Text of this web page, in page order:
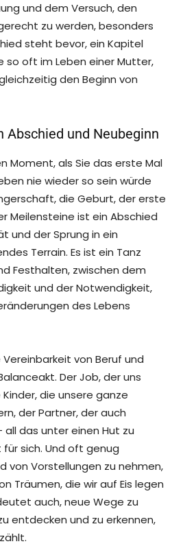
und dem Versuch, den
zu werden, besonders
steht bevor, ein Kapitel
so oft im Leben einer Mutter,
den Beginn von
Abschied und Neubeginn
Moment, als Sie das erste Mal
nie wieder so sein würde
die Geburt, der erste
Meilensteine ist ein Abschied
und der Sprung in ein
Terrain. Es ist ein Tanz
Festhalten, zwischen dem
und der Notwendigkeit,
des Lebens
von Beruf und
Der Job, der uns
die unsere ganze
der Partner, der auch
das unter einen Hut zu
sich. Und oft genug
von Vorstellungen zu nehmen,
Träumen, die wir auf Eis legen
auch, neue Wege zu
entdecken und zu erkennen,